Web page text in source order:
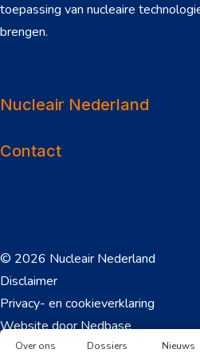
Over ons Dossiers Nieuws
toepassing van nucleaire
brengen.
Nucleair Nederland
Contact
© 2026 Nucleair Nederland
Disclaimer
Privacy- en cookieverklaring
Website doorNedbase